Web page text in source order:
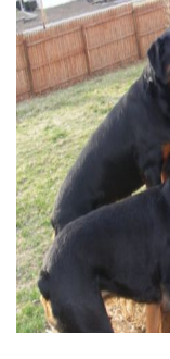
KOIRAT
Miksi
miehiä?
7,2026